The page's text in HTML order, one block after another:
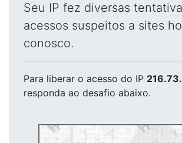
Seu IP fez diversas
acessos suspeitos a sites
conosco.
Para liberar o acesso do IP
responda ao desafio abaixo.